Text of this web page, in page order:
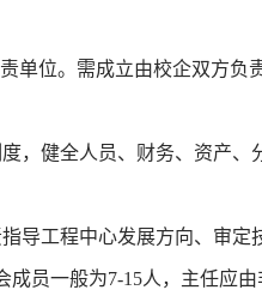
单位。需成立由校企双方负
健全人员、财务、资产、
工程中心发展方向、审定
员一般为7-15人，主任应